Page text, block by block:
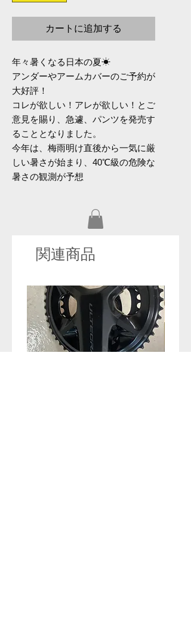
カートに追加する
年々暑くなる日本の夏☀
アンダーやアームカバーのご予約が
大好評！
コレが欲しい！アレが欲しい！とご
意見を賜り、急遽、パンツを発売す
ることとなりました。
今年は、梅雨明け直後から一気に厳
しい暑さが始まり、40℃級の危険な
暑さの観測が予想
関連商品